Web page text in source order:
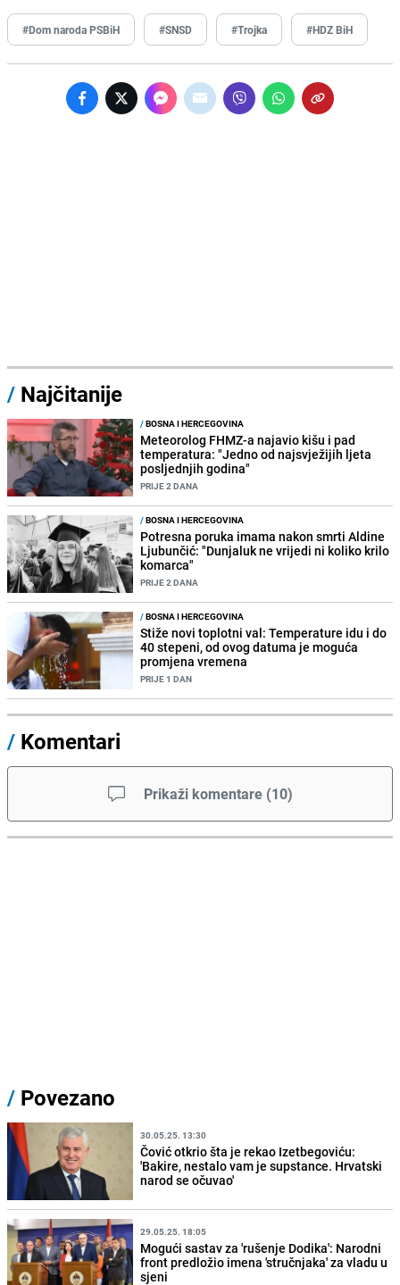
#Dom naroda PSBiH #SNSD #Trojka #HDZ BiH
/ Najčitanije
/BOSNA I HERCEGOVINA
Meteorolog FHMZ-a najavio kišu i pad
temperatura: "Jedno od najsvježijih ljeta
posljednjih godina"
PRIJE 2 DANA
/BOSNA I HERCEGOVINA
Potresna poruka imama nakon smrti Aldine
Ljubunčić: "Dunjaluk ne vrijedi ni koliko krilo
komarca"
PRIJE 2 DANA
/BOSNA I HERCEGOVINA
Stiže novi toplotni val: Temperature idu i do
40 stepeni, od ovog datuma je moguća
promjena vremena
PRIJE 1 DAN
/ Komentari
Prikaži komentare (10)
/ Povezano
30.05.25. 13:30
Čović otkrio šta je rekao Izetbegoviću:
'Bakire, nestalo vam je supstance. Hrvatski
narod se očuvao'
29.05.25. 18:05
Mogući sastav za 'rušenje Dodika': Narodni
front predložio imena 'stručnjaka' za vladu u
sjeni